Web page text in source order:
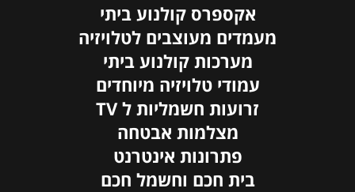
אקספרס קולנוע ביתי
מעמדים מעוצבים לטלויזיה
מערכות קולנוע ביתי
עמודי טלויזיה מיוחדים
זרועות חשמליות ל TV
מצלמות אבטחה
פתרונות אינטרנט
בית חכם וחשמל חכם